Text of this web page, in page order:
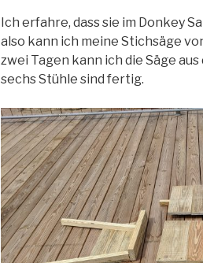
Ich erfahre, dass sie im Donkey
also kann ich meine Stichsäge
zwei Tagen kann ich die Säge
sechs Stühle sind fertig.